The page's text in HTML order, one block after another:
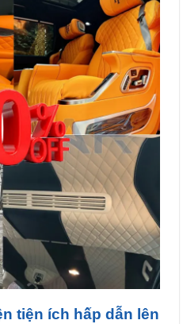
tiện ích hấp dẫn lên